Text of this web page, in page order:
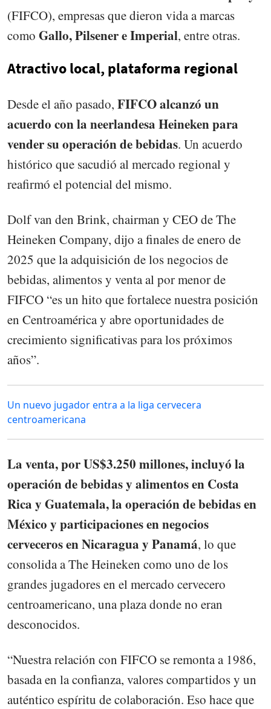
(FIFCO), empresas que dieron vida a marcas
como Gallo, Pilsener e Imperial, entre otras.
Atractivo local, plataforma regional
Desde el año pasado, FIFCO alcanzó un
acuerdo con la neerlandesa Heineken para
vender su operación de bebidas. Un acuerdo
histórico que sacudió al mercado regional y
reafirmó el potencial del mismo.
Dolf van den Brink, chairman y CEO de The
Heineken Company, dijo a finales de enero de
2025 que la adquisición de los negocios de
bebidas, alimentos y venta al por menor de
FIFCO “es un hito que fortalece nuestra posición
en Centroamérica y abre oportunidades de
crecimiento significativas para los próximos
años”.
Un nuevo jugador entra a la liga cervecera
centroamericana
La venta, por US$3.250 millones, incluyó la
operación de bebidas y alimentos en Costa
Rica y Guatemala, la operación de bebidas en
México y participaciones en negocios
cerveceros en Nicaragua y Panamá, lo que
consolida a The Heineken como uno de los
grandes jugadores en el mercado cervecero
centroamericano, una plaza donde no eran
desconocidos.
“Nuestra relación con FIFCO se remonta a 1986,
basada en la confianza, valores compartidos y un
auténtico espíritu de colaboración. Eso hace que